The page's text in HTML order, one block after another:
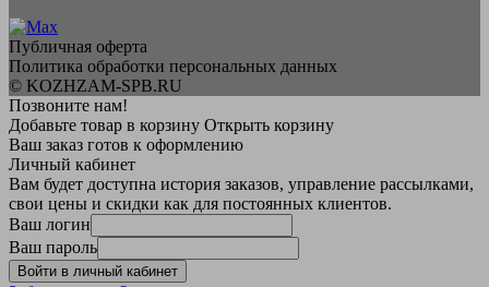
Публичная оферта
Политика обработки персональных данных
© KOZHZAM-SPB.RU
Позвоните нам!
Добавьте товар в корзину Открыть корзину
Ваш заказ готов к оформлению
Личный кабинет
Вам будет доступна история заказов, управление рассылками,
свои цены и скидки как для постоянных клиентов.
Ваш логин
Ваш пароль
Войти в личный кабинет